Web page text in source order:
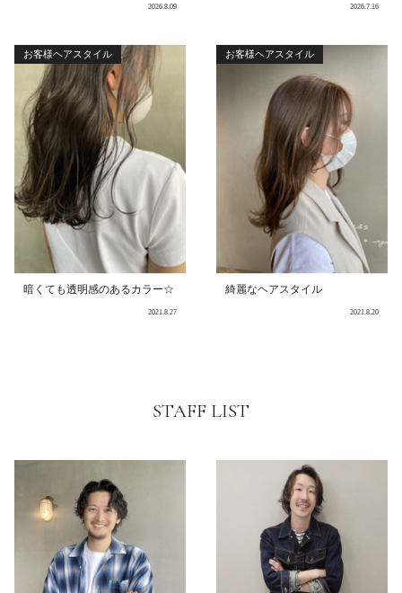
2026.8.09 2026.7.16
暗くても透明感のあるカラー☆
2021.8.27
お客様ヘアスタイル
綺麗なヘアスタイル
2021.8.20
お客様ヘアスタイル
STAFF LIST